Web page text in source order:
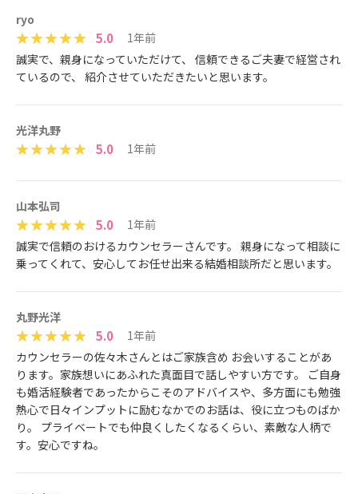
ryo
5.0
1年前
誠実で、親身になっていただけて、 信頼できるご夫妻で経営され
ているので、 紹介させていただきたいと思います。
光洋丸野
5.0 1年前
山本弘司
5.0
1年前
誠実で信頼のおけるカウンセラーさんです。 親身になって相談に
乗ってくれて、安心してお任せ出来る結婚相談所だと思います。
丸野光洋
5.0
1年前
カウンセラーの佐々木さんとはご家族含め お会いすることがあ
ります。家族想いにあふれた真面目で話しやすい方です。 ご自身
も婚活経験者であったからこそのアドバイスや、多方面にも勉強
熱心で日々インプットに励むなかでのお話は、役に立つものばか
り。 プライベートでも仲良くしたくなるくらい、素敵な人柄で
す。安心ですね。